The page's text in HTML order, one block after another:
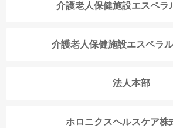
介護老人保健施設エスペラ
介護老人保健施設エスペラ
法人本部
ホロニクスヘルスケア株